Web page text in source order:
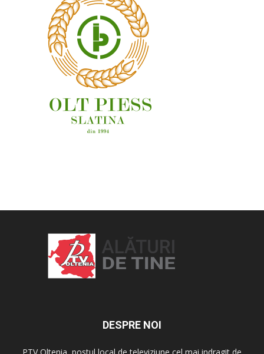
DESPRE NOI
PTV Oltenia, postul local de televiziune cel mai indragit de